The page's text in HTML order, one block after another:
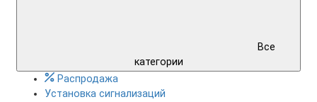
Все
категории
Распродажа
Установка сигнализаций